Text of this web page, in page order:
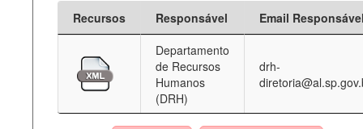
Recursos Responsável
Email
Departamento
de Recursos
Humanos
(DRH)
drh-